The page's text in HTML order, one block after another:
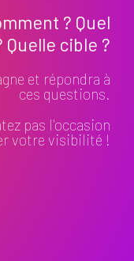
? Quel
Quelle cible ?
et répondra à
ces questions.
pas l'occasion
votre visibilité !